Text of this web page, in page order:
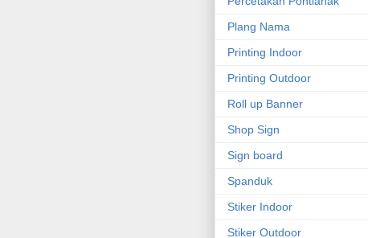
Plang Nama
Printing Indoor
Printing Outdoor
Roll up Banner
Shop Sign
Sign board
Spanduk
Stiker Indoor
Stiker Outdoor